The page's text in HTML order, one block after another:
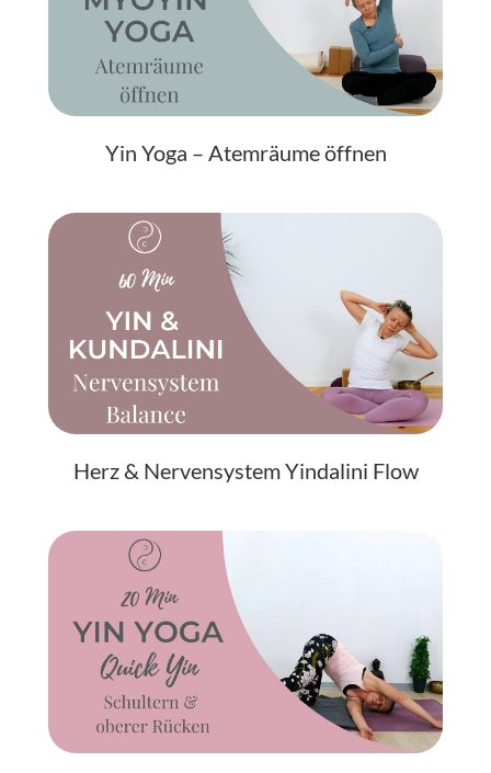
Yin Yoga – Atemräume öffnen
Herz & Nervensystem Yindalini Flow